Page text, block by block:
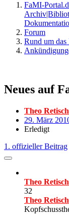
FaMI-
Forum
Rund um
Neues auf
Theo Retisch
29. März
Erledigt
1. offizieller Beitrag
Theo Retisch
32
Theo Retisch